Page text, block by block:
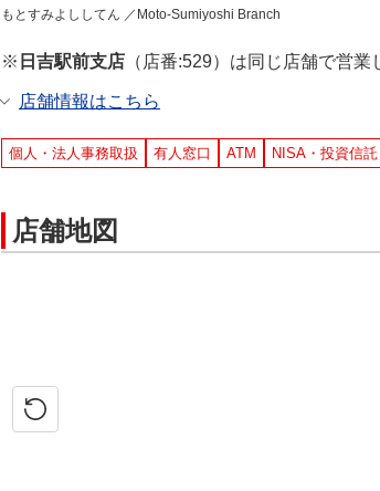
もとすみよししてん ／Moto-Sumiyoshi Branch
※ 日吉駅前支店 （店番:529）は同じ店舗で営業
店舗情報はこちら
個人・法人事務取扱 有人窓口 ATM NISA・投資信託
店舗地図